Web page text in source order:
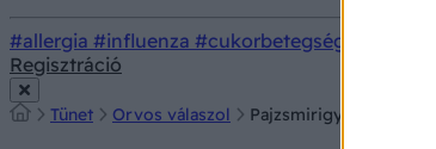
#allergia #influenza #cukorbetegség
Regisztráció
Tünet Orvos válaszol Pajzsmirigy